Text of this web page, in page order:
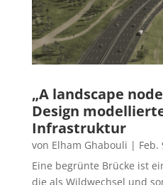
„A landscape
Design
Infrastruktur
von Elham Ghabouli | Feb.
Eine begrünte Brücke ist
die als Wildwechsel und